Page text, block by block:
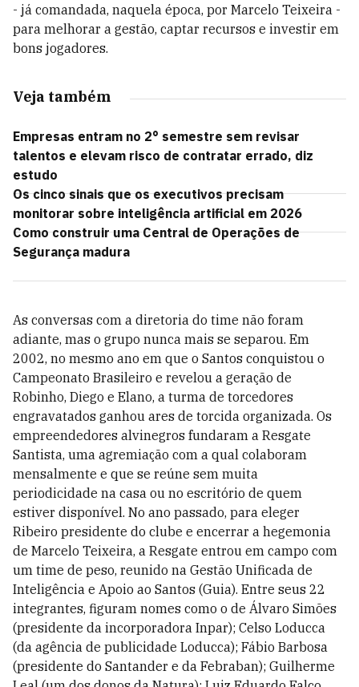
- já comandada, naquela época, por Marcelo Teixeira -
para melhorar a gestão, captar recursos e investir em
bons jogadores.
Veja também
Empresas entram no 2° semestre sem revisar
talentos e elevam risco de contratar errado, diz
estudo
Os cinco sinais que os executivos precisam
monitorar sobre inteligência artificial em 2026
Como construir uma Central de Operações de
Segurança madura
As conversas com a diretoria do time não foram
adiante, mas o grupo nunca mais se separou. Em
2002, no mesmo ano em que o Santos conquistou o
Campeonato Brasileiro e revelou a geração de
Robinho, Diego e Elano, a turma de torcedores
engravatados ganhou ares de torcida organizada. Os
empreendedores alvinegros fundaram a Resgate
Santista, uma agremiação com a qual colaboram
mensalmente e que se reúne sem muita
periodicidade na casa ou no escritório de quem
estiver disponível. No ano passado, para eleger
Ribeiro presidente do clube e encerrar a hegemonia
de Marcelo Teixeira, a Resgate entrou em campo com
um time de peso, reunido na Gestão Unificada de
Inteligência e Apoio ao Santos (Guia). Entre seus 22
integrantes, figuram nomes como o de Álvaro Simões
(presidente da incorporadora Inpar); Celso Loducca
(da agência de publicidade Loducca); Fábio Barbosa
(presidente do Santander e da Febraban); Guilherme